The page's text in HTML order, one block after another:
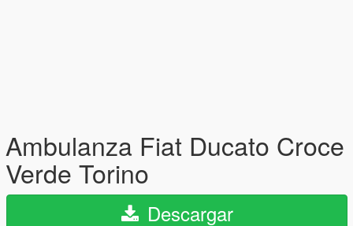
Ambulanza Fiat Ducato Croce
Verde Torino
Descargar